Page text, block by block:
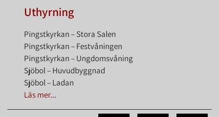
Uthyrning
Pingstkyrkan – Stora Salen
Pingstkyrkan – Festvåningen
Pingstkyrkan – Ungdomsvåning
Sjöbol – Huvudbyggnad
Sjöbol – Ladan
Läs mer...